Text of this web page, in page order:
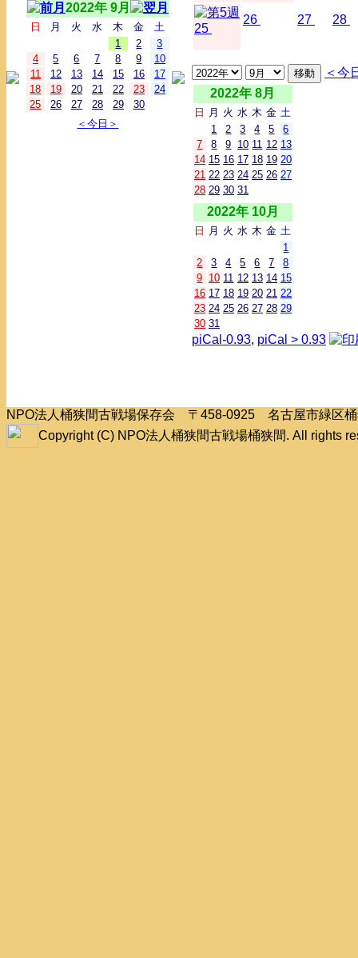
2022年 9月
日 月 火 水 木 金
土
1
2
3
4
5 6 7 8 9
10
11
12 13 14 15 16
17
18
19 20 21 22 23
24
25
26 27 28 29
30
＜今日＞
25
26 27 28
＜今
2022年 8月
日 月 火 水 木 金 土
1
2 3 4 5
6
7
8 9 10 11 12 13
14 15 16 17 18 19 20
21 22 23 24 25 26 27
28 29 30 31
2022年 10月
日 月 火 水 木 金 土
1
2
3 4 5 6 7
8
9 10 11 12 13 14 15
16 17 18 19 20 21 22
23 24 25 26 27 28 29
30 31
piCal-0.93, piCal > 0.93
NPO法人桶狭間古戦場保存会 〒458-0925 名古屋市緑区
Copyright (C) NPO法人桶狭間古戦場桶狭間. All rights